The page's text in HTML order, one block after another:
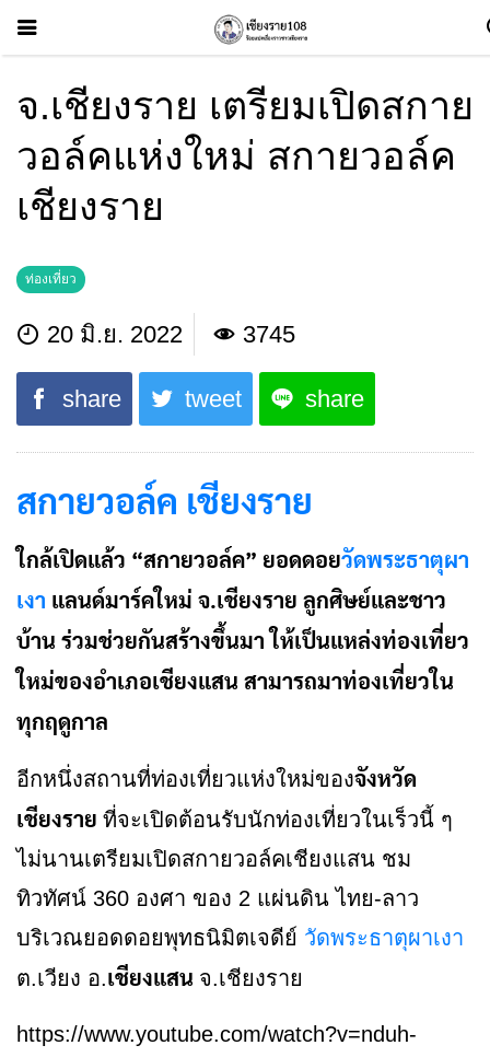
จ.เชียงราย เตรียมเปิดสกาย
วอล์คแห่งใหม่ สกายวอล์ค
เชียงราย
ท่องเที่ยว
20 มิ.ย. 2022 3745
share tweet share
สกายวอล์ค เชียงราย
ใกล้เปิดแล้ว “สกายวอล์ค” ยอดดอยวัดพระธาตุผา
เงา แลนด์มาร์คใหม่ จ.เชียงราย ลูกศิษย์และชาว
บ้าน ร่วมช่วยกันสร้างขึ้นมา ให้เป็นแหล่งท่องเที่ยว
ใหม่ของอำเภอเชียงแสน สามารถมาท่องเที่ยวใน
ทุกฤดูกาล
อีกหนึ่งสถานที่ท่องเที่ยวแห่งใหม่ของจังหวัด
เชียงราย ที่จะเปิดต้อนรับนักท่องเที่ยวในเร็วนี้ ๆ
ไม่นานเตรียมเปิดสกายวอล์คเชียงแสน ชม
ทิวทัศน์ 360 องศา ของ 2 แผ่นดิน ไทย-ลาว
บริเวณยอดดอยพุทธนิมิตเจดีย์ วัดพระธาตุผาเงา
ต.เวียง อ.เชียงแสน จ.เชียงราย
https://www.youtube.com/watch?v=nduh-